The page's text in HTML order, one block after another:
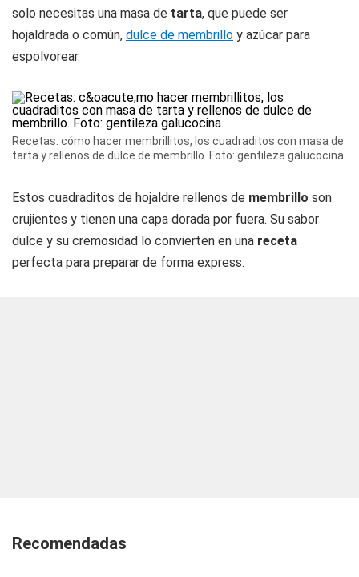
solo necesitas una masa de tarta, que puede ser
hojaldrada o común, dulce de membrillo y azúcar para
espolvorear.
Recetas: cómo hacer membrillitos, los cuadraditos con masa de
tarta y rellenos de dulce de membrillo. Foto: gentileza galucocina.
Estos cuadraditos de hojaldre rellenos de membrillo son
crujientes y tienen una capa dorada por fuera. Su sabor
dulce y su cremosidad lo convierten en una receta
perfecta para preparar de forma express.
Recomendadas